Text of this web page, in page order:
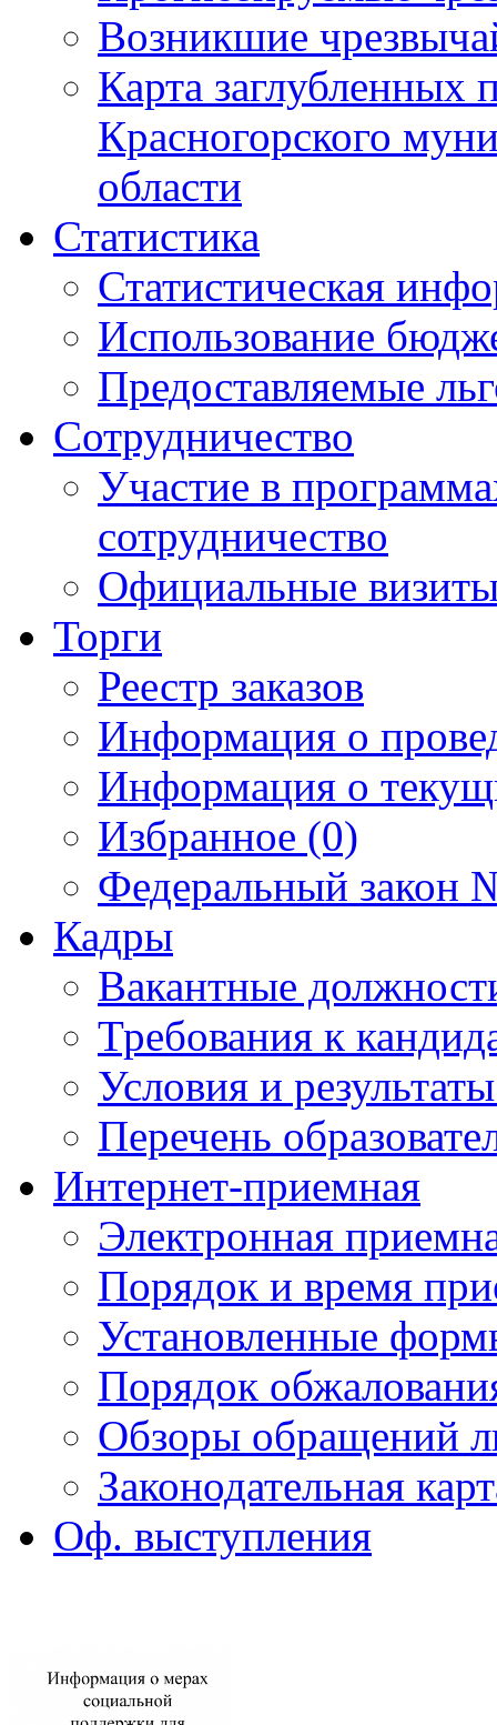
Возникшие
Карта
Красногорского
области
Статистика
Статистическая
Использование
Предоставляемые
Сотрудничество
Участие в
сотрудничество
Официальные
Торги
Реестр заказов
Информация о
Информация о
Избранное (0)
Федеральный закон
Кадры
Вакантные
Требования к
Условия и
Перечень
Интернет-приемная
Электронная
Порядок и время
Установленные
Порядок
Обзоры обращений
Законодательная
Оф. выступления